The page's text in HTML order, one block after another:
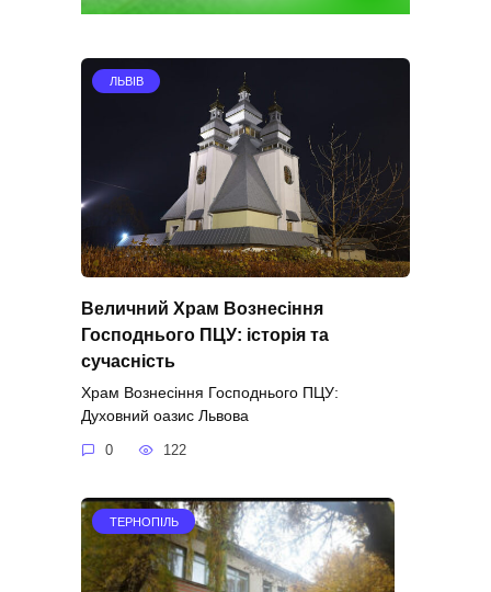
ЛЬВІВ
Величний Храм Вознесіння
Господнього ПЦУ: історія та
сучасність
Храм Вознесіння Господнього ПЦУ:
Духовний оазис Львова
0 122
ТЕРНОПІЛЬ